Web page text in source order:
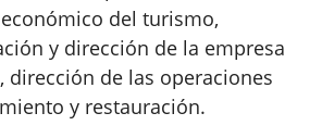
del turismo,
y dirección de la empresa
dirección de las operaciones
y restauración.